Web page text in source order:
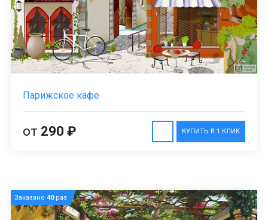
Парижское кафе
КУПИТЬ В 1 КЛИК
от 290 ₽
Заказано 40раз